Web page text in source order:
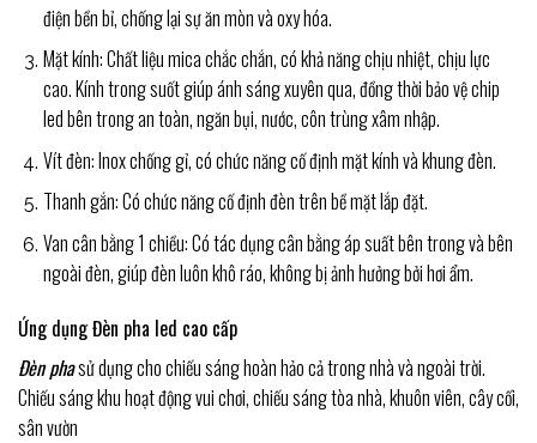
điện bền bỉ, chống lại sự ăn mòn và oxy hóa.
Mặt kính: Chất liệu mica chắc chắn, có khả năng chịu nhiệt, chịu lực
cao. Kính trong suốt giúp ánh sáng xuyên qua, đồng thời bảo vệ chip
led bên trong an toàn, ngăn bụi, nước, côn trùng xâm nhập.
Vít đèn: Inox chống gỉ, có chức năng cố định mặt kính và khung đèn.
Thanh gắn: Có chức năng cố định đèn trên bề mặt lắp đặt.
Van cân bằng 1 chiều: Có tác dụng cân bằng áp suất bên trong và bên
ngoài đèn, giúp đèn luôn khô ráo, không bị ảnh hưởng bởi hơi ẩm.
Ứng dụng Đèn pha led cao cấp
Đèn phasử dụng cho chiếu sáng hoàn hảo cả trong nhà và ngoài trời.
Chiếu sáng khu hoạt động vui chơi, chiếu sáng tòa nhà, khuôn viên, cây cối,
sân vườn